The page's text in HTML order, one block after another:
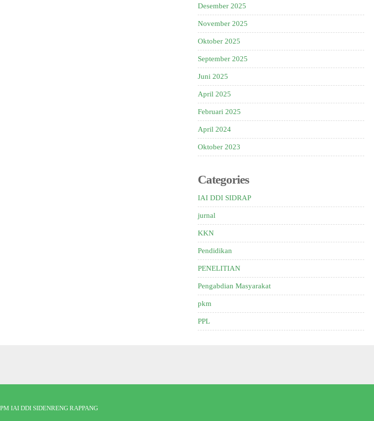
Desember 2025
November 2025
Oktober 2025
September 2025
Juni 2025
April 2025
Februari 2025
April 2024
Oktober 2023
Categories
IAI DDI SIDRAP
jurnal
KKN
Pendidikan
PENELITIAN
Pengabdian Masyarakat
pkm
PPL
IAI DDI SIDENRENG RAPPANG